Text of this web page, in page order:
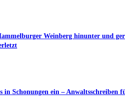
Weinberg hinunter und
Schonungen ein – Anwaltsschreiben